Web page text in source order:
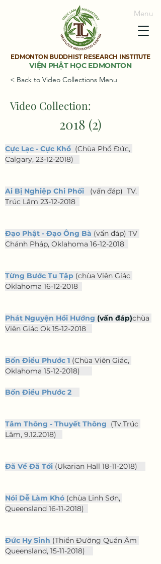
Menu
EDMONTON BUDDHIST RESEARCH INSTITUTE
VIỆN PHẬT HỌC EDMONTON
< Back to Video Collections Menu
Video Collection:
2018 (2)
Cực Lạc - Cực Khổ (Chùa Phổ Đức,
Calgary, 23-12-2018)
Ai Bị Nghiệp Chi Phối (vấn đáp)  TV.
Trúc Lâm 23-12-2018
Đạo Phật - Đạo Ông Bà (vấn đáp) TV
Chánh Pháp, Oklahoma 16-12-2018
Từng Bước Tu Tập (chùa Viên Giác
Oklahoma 16-12-2018
Phát Nguyện Hồi Hướng (vấn đáp)chùa
Viên Giác Ok 15-12-2018
Bốn Điều Phước 1 (Chùa Viên Giác,
Oklahoma 15-12-2018)
Bốn Điều Phước 2
Tâm Thông - Thuyết Thông (Tv.Trúc
Lâm, 9.12.2018)
Đã Về Đã Tới (Ukarian Hall 18-11-2018)
Nói Dễ Làm Khó (chùa Linh Sơn,
Queensland 16-11-2018)
Đức Hy Sinh (Thiền Đường Quán Âm
Queensland, 15-11-2018)